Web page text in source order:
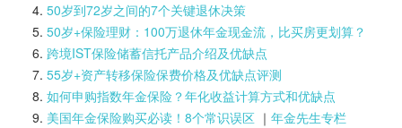
50岁到72岁之间的7个关键退休决策
50岁+保险理财：100万退休年金现金流，比买房更划算？
跨境IST保险储蓄信托产品介绍及优缺点
55岁+资产转移保险保费价格及优缺点评测
如何申购指数年金保险？年化收益计算方式和优缺点
美国年金保险购买必读！8个常识误区｜ 年金先生专栏